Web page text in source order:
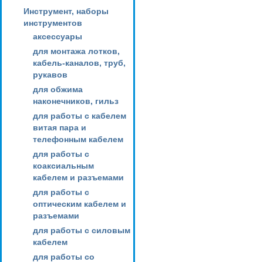
Инструмент, наборы
инструментов
аксессуары
для монтажа лотков,
кабель-каналов, труб,
рукавов
для обжима
наконечников, гильз
для работы с кабелем
витая пара и
телефонным кабелем
для работы с
коаксиальным
кабелем и разъемами
для работы с
оптическим кабелем и
разъемами
для работы с силовым
кабелем
для работы со